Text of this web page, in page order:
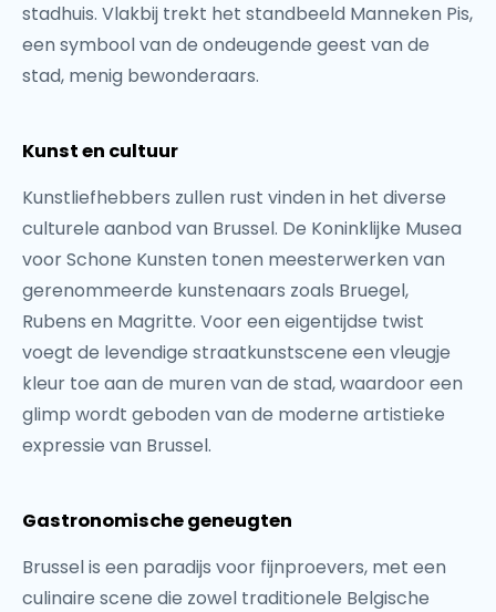
stadhuis. Vlakbij trekt het standbeeld Manneken Pis,
een symbool van de ondeugende geest van de
stad, menig bewonderaars.
Kunst en cultuur
Kunstliefhebbers zullen rust vinden in het diverse
culturele aanbod van Brussel. De Koninklijke Musea
voor Schone Kunsten tonen meesterwerken van
gerenommeerde kunstenaars zoals Bruegel,
Rubens en Magritte. Voor een eigentijdse twist
voegt de levendige straatkunstscene een vleugje
kleur toe aan de muren van de stad, waardoor een
glimp wordt geboden van de moderne artistieke
expressie van Brussel.
Gastronomische geneugten
Brussel is een paradijs voor fijnproevers, met een
culinaire scene die zowel traditionele Belgische